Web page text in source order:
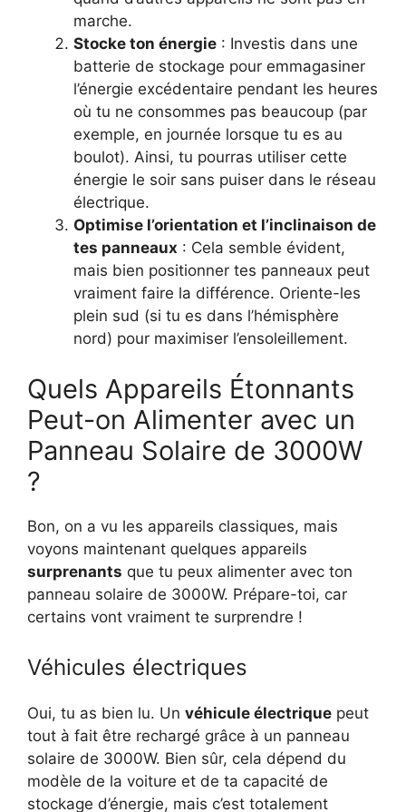
marche.
Stocke ton énergie : Investis dans une
batterie de stockage pour emmagasiner
l’énergie excédentaire pendant les heures
où tu ne consommes pas beaucoup (par
exemple, en journée lorsque tu es au
boulot). Ainsi, tu pourras utiliser cette
énergie le soir sans puiser dans le réseau
électrique.
Optimise l’orientation et l’inclinaison de
tes panneaux : Cela semble évident,
mais bien positionner tes panneaux peut
vraiment faire la différence. Oriente-les
plein sud (si tu es dans l’hémisphère
nord) pour maximiser l’ensoleillement.
Quels Appareils Étonnants
Peut-on Alimenter avec un
Panneau Solaire de 3000W
?
Bon, on a vu les appareils classiques, mais
voyons maintenant quelques appareils
surprenants que tu peux alimenter avec ton
panneau solaire de 3000W. Prépare-toi, car
certains vont vraiment te surprendre !
Véhicules électriques
Oui, tu as bien lu. Un véhicule électrique peut
tout à fait être rechargé grâce à un panneau
solaire de 3000W. Bien sûr, cela dépend du
modèle de la voiture et de ta capacité de
stockage d’énergie, mais c’est totalement